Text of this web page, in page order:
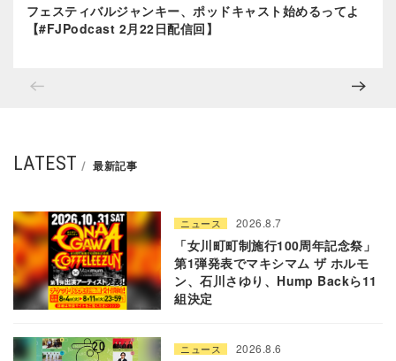
フェスティバルジャンキー、ポッドキャスト始めるってよ
【#FJPodcast 2月22日配信回】
LATEST 最新記事
ニュース 2026.8.7
「女川町町制施行100周年記念祭」
第1弾発表でマキシマム ザ ホルモ
ン、石川さゆり、Hump Backら11
組決定
ニュース 2026.8.6